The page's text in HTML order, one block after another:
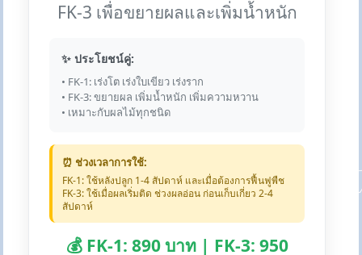
FK-3 เพื่อขยายผลและเพิ่มน้ำหนัก
✨ ประโยชน์คู่:
• FK-1: เร่งโต เร่งใบเขียว เร่งราก
• FK-3: ขยายผล เพิ่มน้ำหนัก เพิ่มความหวาน
• เหมาะกับผลไม้ทุกชนิด
⏰ ช่วงเวลาการใช้:
FK-1: ใช้หลังปลูก 1-4 สัปดาห์ และเมื่อต้องการฟื้นฟูพืช
FK-3: ใช้เมื่อผลเริ่มติด ช่วงผลอ่อน ก่อนเก็บเกี่ยว 2-4
สัปดาห์
💰 FK-1: 890 บาท | FK-3: 950